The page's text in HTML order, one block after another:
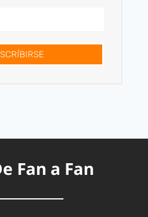
Fan a Fan